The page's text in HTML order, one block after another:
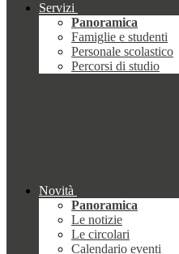
Servizi
Panoramica
Famiglie e studenti
Personale scolastico
Percorsi di studio
Novità
Panoramica
Le notizie
Le circolari
Calendario eventi